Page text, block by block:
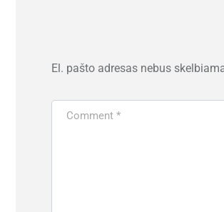
El. pašto adresas nebus